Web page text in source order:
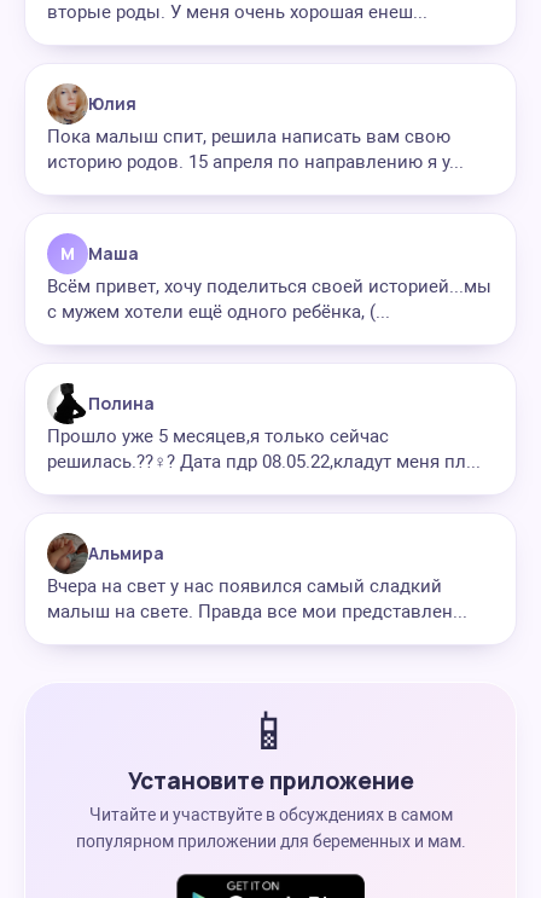
вторые роды. У меня очень хорошая енеш...
Юлия
Пока малыш спит, решила написать вам свою
историю родов. 15 апреля по направлению я у...
М Маша
Всём привет, хочу поделиться своей историей...мы
с мужем хотели ещё одного ребёнка, (...
Полина
Прошло уже 5 месяцев,я только сейчас
решилась.??‍♀️? Дата пдр 08.05.22,кладут меня пл...
Альмира
Вчера на свет у нас появился самый сладкий
малыш на свете. Правда все мои представлен...
📱
Установите приложение
Читайте и участвуйте в обсуждениях в самом
популярном приложении для беременных и мам.